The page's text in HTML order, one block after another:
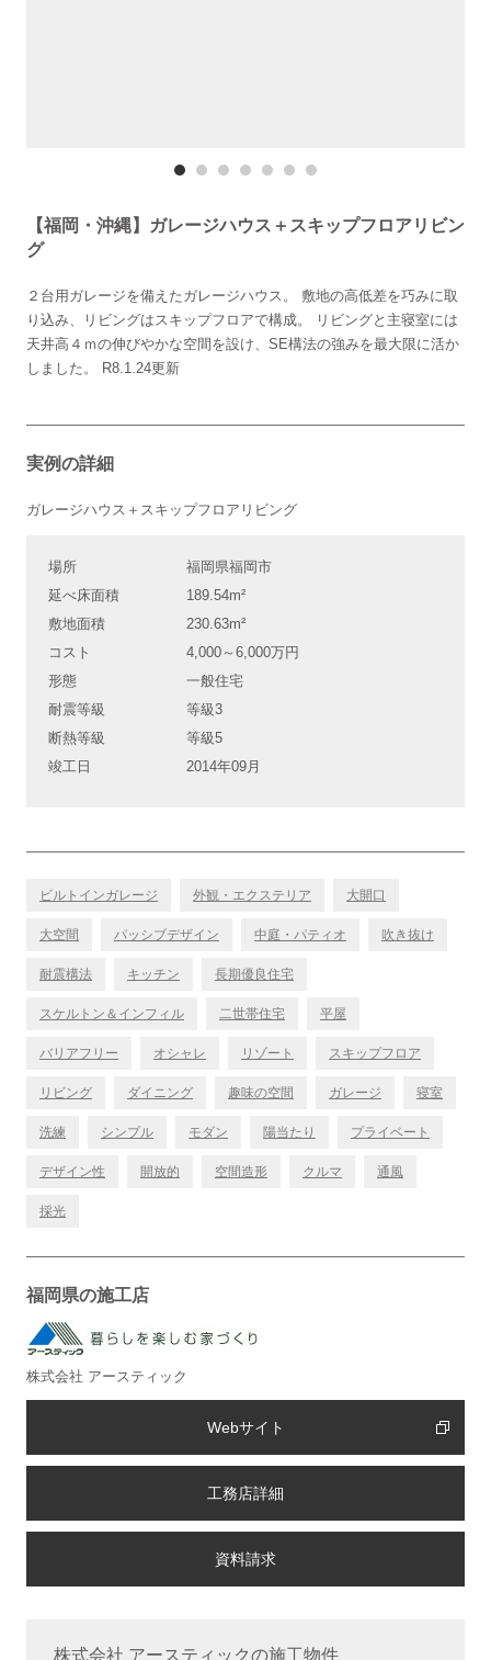
【福岡・沖縄】ガレージハウス＋スキップフロアリビン
グ
２台用ガレージを備えたガレージハウス。 敷地の高低差を巧みに取
り込み、リビングはスキップフロアで構成。 リビングと主寝室には
天井高４ｍの伸びやかな空間を設け、SE構法の強みを最大限に活か
しました。 R8.1.24更新
実例の詳細
ガレージハウス＋スキップフロアリビング
場所
福岡県福岡市
延べ床面積
189.54m²
敷地面積
230.63m²
コスト
4,000～6,000万円
形態
一般住宅
耐震等級
等級3
断熱等級
等級5
竣工日
2014年09月
ビルトインガレージ 外観・エクステリア 大開口
大空間 パッシブデザイン 中庭・パティオ 吹き抜け
耐震構法 キッチン 長期優良住宅
スケルトン＆インフィル 二世帯住宅 平屋
バリアフリー オシャレ リゾート スキップフロア
リビング ダイニング 趣味の空間 ガレージ 寝室
洗練 シンプル モダン 陽当たり プライベート
デザイン性 開放的 空間造形 クルマ 通風
採光
福岡県の施工店
株式会社 アースティック
Webサイト
工務店詳細
株式会社 アースティックの施工物件